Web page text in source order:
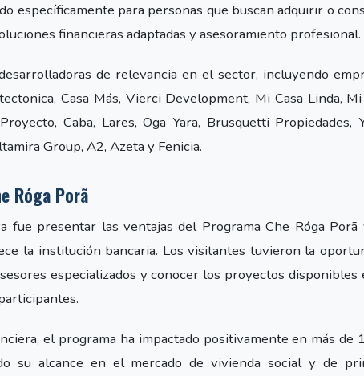
específicamente para personas que buscan adquirir o
financieras adaptadas y asesoramiento profesional.
de relevancia en el sector, incluyendo
Casa Más, Vierci Development, Mi Casa Linda, Mi
Caba, Lares, Oga Yara, Brusquetti Propiedades,
Group, A2, Azeta y Fenicia.
Róga Porã
fue presentar las ventajas del Programa Che Róga Porã
la institución bancaria. Los visitantes tuvieron la
especializados y conocer los proyectos disponibles
el programa ha impactado positivamente en más de
su alcance en el mercado de vivienda social y de